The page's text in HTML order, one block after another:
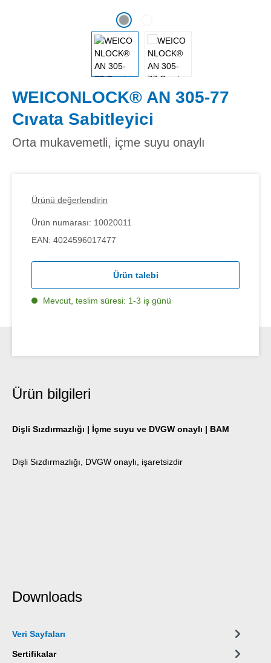
WEICONLOCK® AN 305-77
Cıvata Sabitleyici
Orta mukavemetli, içme suyu onaylı
Ürünü değerlendirin
Ürün numarası: 10020011
EAN: 4024596017477
Ürün talebi
Mevcut, teslim süresi: 1-3 iş günü
Ürün bilgileri
Dişli Sızdırmazlığı | İçme suyu ve DVGW onaylı | BAM
Dişli Sızdırmazlığı, DVGW onaylı, işaretsizdir
Downloads
Veri Sayfaları
Sertifikalar